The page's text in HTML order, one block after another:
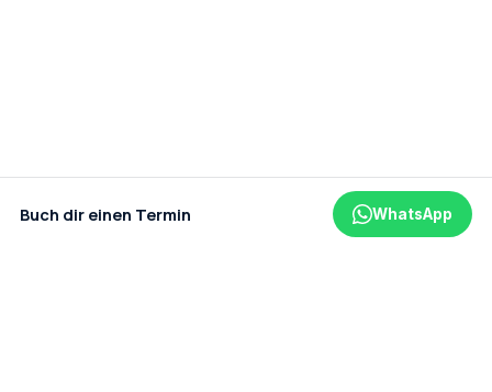
Buch dir einen Termin WhatsApp